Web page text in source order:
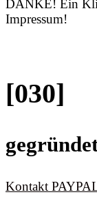
DANKE! Ein
Impressum!
[030]
Kontakt